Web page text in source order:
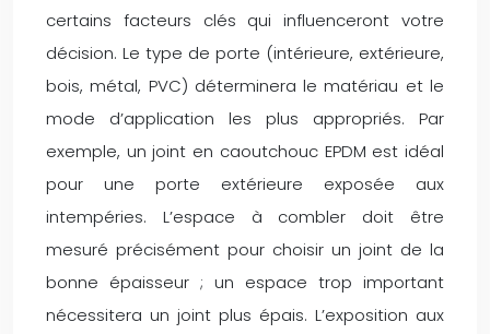
certains facteurs clés qui influenceront votre
décision. Le type de porte (intérieure, extérieure,
bois, métal, PVC) déterminera le matériau et le
mode d’application les plus appropriés. Par
exemple, un joint en caoutchouc EPDM est idéal
pour une porte extérieure exposée aux
intempéries. L’espace à combler doit être
mesuré précisément pour choisir un joint de la
bonne épaisseur ; un espace trop important
nécessitera un joint plus épais. L’exposition aux